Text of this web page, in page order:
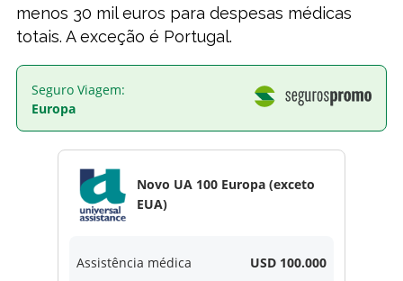
menos 30 mil euros para despesas médicas
totais. A exceção é Portugal.
Seguro Viagem:
Europa
Novo UA 100 Europa (exceto
EUA)
Assistência médica USD 100.000